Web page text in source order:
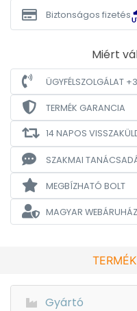
Biztonságos fizetés
Miért
TERMÉK GARANCIA
14 NAPOS
SZAKMAI
MEGBÍZHATÓ BOLT
MAGYAR WEBÁRUHÁZ
Gyártó